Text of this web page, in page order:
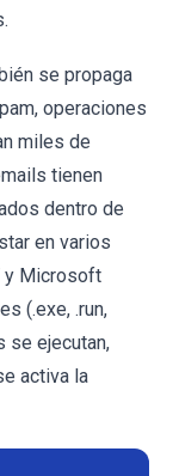
se propaga
operaciones
miles de
tienen
dentro de
en varios
y Microsoft
(.exe, .run,
se ejecutan,
activa la